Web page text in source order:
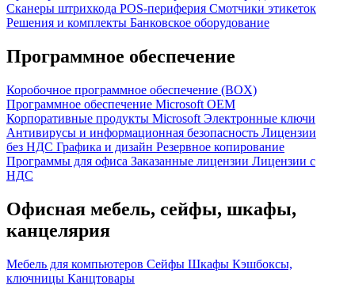
Сканеры штрихкода POS-периферия Смотчики этикеток
Решения и комплекты Банковское оборудование
Программное обеспечение
Коробочное программное обеспечение (BOX)
Программное обеспечение Microsoft OEM
Корпоративные продукты Microsoft Электронные ключи
Антивирусы и информационная безопасность Лицензии
без НДС Графика и дизайн Резервное копирование
Программы для офиса Заказанные лицензии Лицензии с
НДС
Офисная мебель, сейфы, шкафы,
канцелярия
Мебель для компьютеров Сейфы Шкафы Кэшбоксы,
ключницы Канцтовары